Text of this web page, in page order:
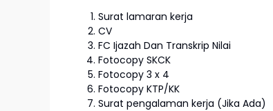
Surat lamaran kerja
CV
FC Ijazah Dan Transkrip Nilai
Fotocopy SKCK
Fotocopy 3 x 4
Fotocopy KTP/KK
Surat pengalaman kerja (Jika Ada)